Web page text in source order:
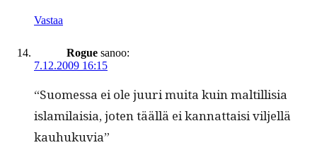
Vastaa
Rogue sanoo:
7.12.2009 16:15
“Suomes­sa ei ole juuri mui­ta kuin maltil­lisia
islami­laisia, joten tääl­lä ei kan­nat­taisi vil­jel­lä
kauhukuvia”